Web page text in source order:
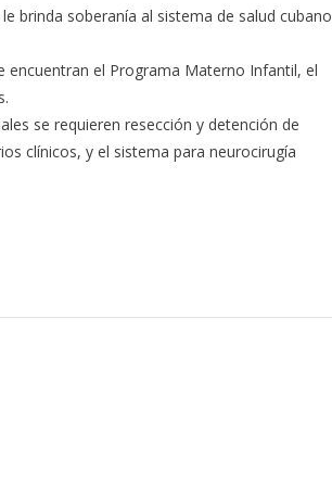
brinda soberanía al sistema de salud cubano
encuentran el Programa Materno Infantil, el
se requieren resección y detención de
clínicos, y el sistema para neurocirugía